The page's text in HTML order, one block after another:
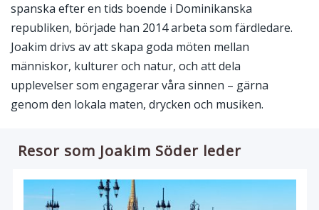
spanska efter en tids boende i Dominikanska
republiken, började han 2014 arbeta som färdledare.
Joakim drivs av att skapa goda möten mellan
människor, kulturer och natur, och att dela
upplevelser som engagerar våra sinnen – gärna
genom den lokala maten, drycken och musiken.
Resor som Joakim Söder leder